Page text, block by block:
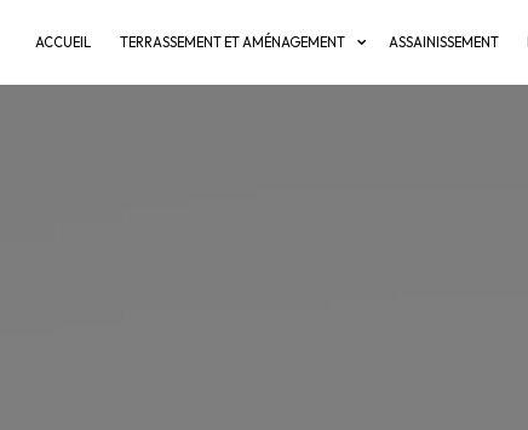
ACCUEIL TERRASSEMENT ET AMÉNAGEMENT ASSAINISSEMENT